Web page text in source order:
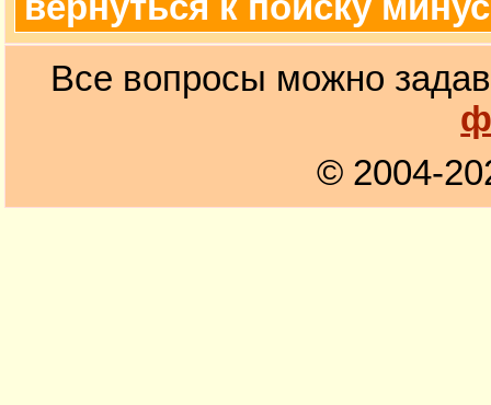
Все вопросы можно
© 2004-